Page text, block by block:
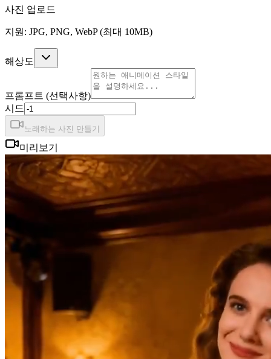
사진 업로드
지원: JPG, PNG, WebP (최대 10MB)
해상도
프롬프트 (선택사항)
시드
노래하는 사진 만들기
미리보기